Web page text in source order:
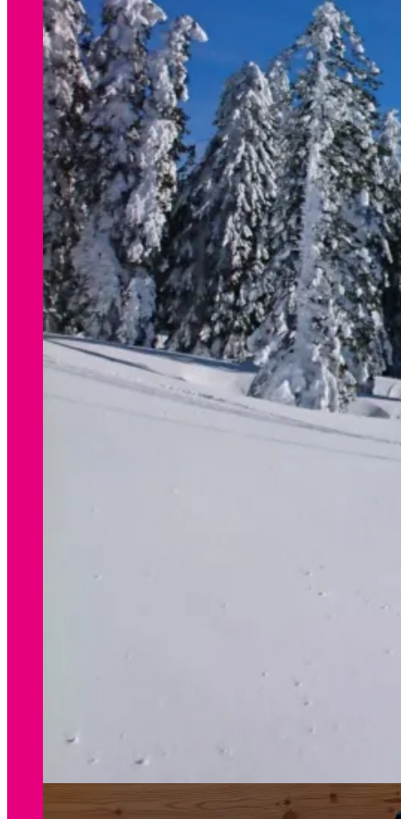
WINTER
Preisliste Verleih